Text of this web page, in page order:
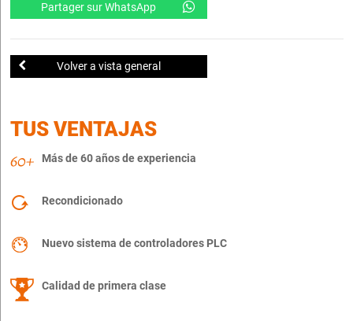
Partager sur WhatsApp
Volver a vista general
TUS VENTAJAS
Más de 60 años de experiencia
Recondicionado
Nuevo sistema de controladores PLC
Calidad de primera clase